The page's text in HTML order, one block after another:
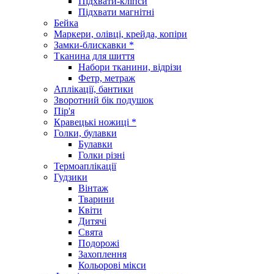
Підхвати магнітні
Бейка
Маркери, олівці, крейда, копіри
Замки-блискавки *
Тканина для шиття
Набори тканини, відрізи
Фетр, метраж
Аплікації, бантики
Зворотний бік подушок
Пір'я
Кравецькі ножиці *
Голки, булавки
Булавки
Голки різні
Термоаплікації
Гудзики
Вінтаж
Тварини
Квіти
Дитячі
Свята
Подорожі
Захоплення
Кольорові мікси